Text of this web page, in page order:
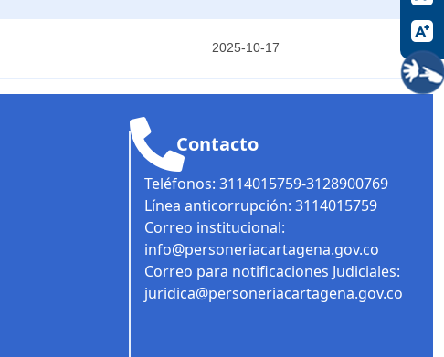
2025-10-17
Contacto
Teléfonos: 3114015759-3128900769
Línea anticorrupción: 3114015759
Correo institucional:
info@personeriacartagena.gov.co
Correo para notificaciones Judiciales:
juridica@personeriacartagena.gov.co